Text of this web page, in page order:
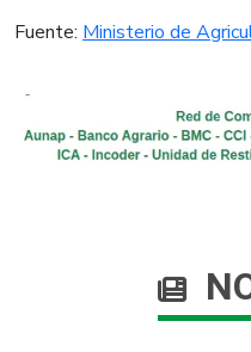
​Fuente: Ministerio de